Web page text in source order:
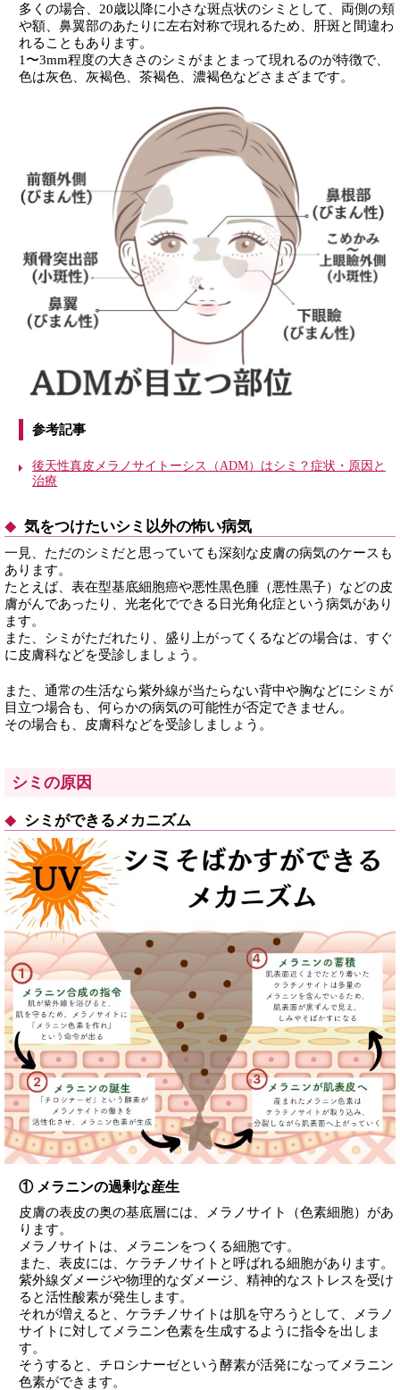
多くの場合、20歳以降に小さな斑点状のシミとして、両側の頬
や額、鼻翼部のあたりに左右対称で現れるため、肝斑と間違わ
れることもあります。
1〜3mm程度の大きさのシミがまとまって現れるのが特徴で、
色は灰色、灰褐色、茶褐色、濃褐色などさまざまです。
参考記事
後天性真皮メラノサイトーシス（ADM）はシミ？症状・原因と
治療
気をつけたいシミ以外の怖い病気
一見、ただのシミだと思っていても深刻な皮膚の病気のケースも
あります。
たとえば、表在型基底細胞癌や悪性黒色腫（悪性黒子）などの皮
膚がんであったり、光老化でできる日光角化症という病気があり
ます。
また、シミがただれたり、盛り上がってくるなどの場合は、すぐ
に皮膚科などを受診しましょう。
また、通常の生活なら紫外線が当たらない背中や胸などにシミが
目立つ場合も、何らかの病気の可能性が否定できません。
その場合も、皮膚科などを受診しましょう。
シミの原因
シミができるメカニズム
① メラニンの過剰な産生
皮膚の表皮の奥の基底層には、メラノサイト（色素細胞）があ
ります。
メラノサイトは、メラニンをつくる細胞です。
また、表皮には、ケラチノサイトと呼ばれる細胞があります。
紫外線ダメージや物理的なダメージ、精神的なストレスを受け
ると活性酸素が発生します。
それが増えると、ケラチノサイトは肌を守ろうとして、メラノ
サイトに対してメラニン色素を生成するように指令を出しま
す。
そうすると、チロシナーゼという酵素が活発になってメラニン
色素ができます。